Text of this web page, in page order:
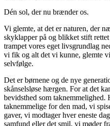
Dén sol, der nu brænder os.
Vi glemte, at det er naturen, der
skyklapper på og blikket stift
trampet vores eget livsgrundlag
vi fik og alt det vi kunne, glemte
selvfølge.
Det er børnene og de nye
skånselsløse hærgen. For at det
bevidsthed som
taknemmelige for den mad, vi
gaver, vi modtager hver eneste
samfund eller det smil, vi møder